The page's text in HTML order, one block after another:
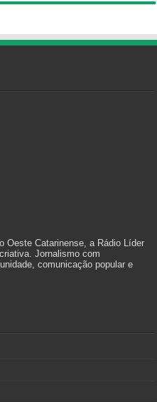
Oeste Catarinense, a Rádio Líder
Jornalismo com
comunicação popular e